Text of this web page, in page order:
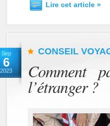
Lire cet article »
Sep
6
2023
CONSEIL
Comment
l’étranger ?